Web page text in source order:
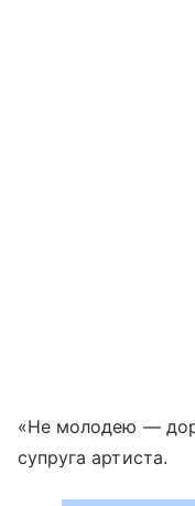
«Не молодею —
супруга артиста.